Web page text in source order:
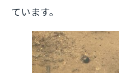
ています。